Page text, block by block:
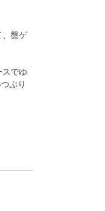
、盤ゲ
スでゆ
ぶり